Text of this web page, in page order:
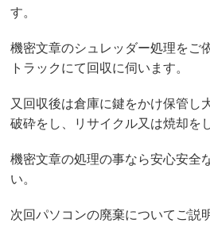
す。
機密文章のシュレッダー処理をご
トラックにて回収に伺います。
又回収後は倉庫に鍵をかけ保管し
破砕をし、リサイクル又は焼却を
機密文章の処理の事なら安心安全
い。
次回パソコンの廃棄についてご説